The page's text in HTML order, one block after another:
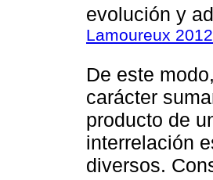
evolución y
Lamoureux 2012
De este
carácter
producto de
interrelación
diversos.